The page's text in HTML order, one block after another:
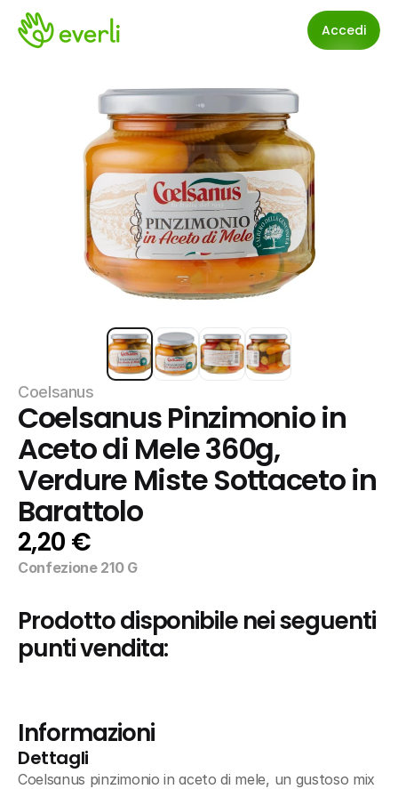
Accedi
Coelsanus
Coelsanus Pinzimonio in
Aceto di Mele 360g,
Verdure Miste Sottaceto in
Barattolo
2,20 €
Confezione 210 G
Prodotto disponibile nei seguenti
punti vendita:
Informazioni
Dettagli
Coelsanus pinzimonio in aceto di mele, un gustoso mix